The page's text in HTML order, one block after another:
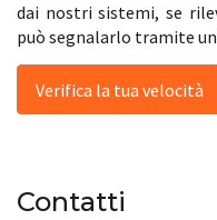
dai nostri sistemi, se
può segnalarlo tramite un
Verifica la tua velocità
Contatti